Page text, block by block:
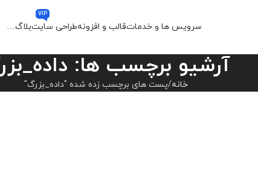
سرویس ها و خدماتقالب و افزونهطراحی سایت
VIP
بلاگ…
آرشیو برچسب ها:
خانه پست های برچسب زده شده "داده_بزرگ"